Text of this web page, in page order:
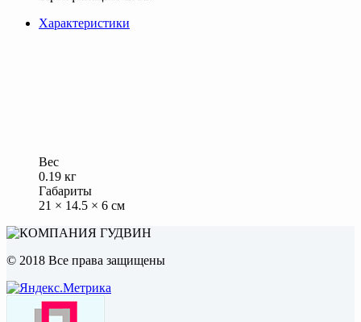
Характеристики
Вес
0.19 кг
Габариты
21 × 14.5 × 6 см
© 2018 Все права защищены